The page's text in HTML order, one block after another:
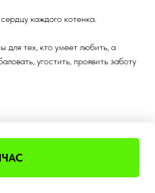
каждого котенка.
для тех, кто умеет любить, а
угостить, проявить заботу